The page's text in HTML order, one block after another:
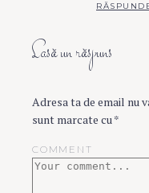
Lasă un răspuns
Adresa ta de email nu
sunt marcate cu*
COMMENT